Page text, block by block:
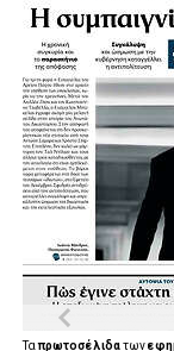
Ταπρωτοσέλιδατων